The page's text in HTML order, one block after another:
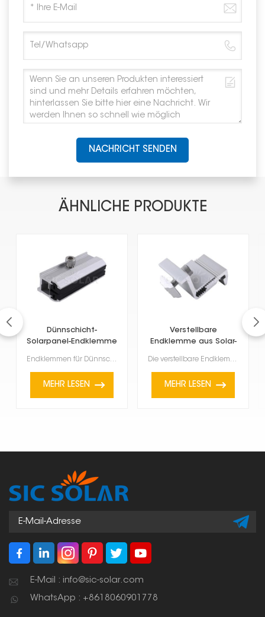
NACHRICHT SENDEN
ÄHNLICHE PRODUKTE
Dünnschicht-
Solarpanel-Endklemme
Endklemmen für Dünnschicht-Solarmodule erfreuen sich zunehmender Beliebtheit, da sie leicht und flex...
MEHR LESEN
Verstellbare
Endklemme aus Solar-
Die verstellbare Endklemme aus Aluminium für Solaranlagen ist ein vielseitiges und hochwertiges Baut...
MEHR LESEN
E-Mail : info@sic-solar.com
WhatsApp : +8618060901778